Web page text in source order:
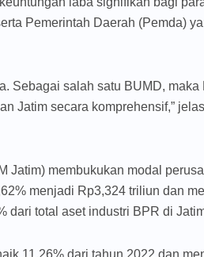
Pemerintah Daerah (Pemda)
Sebagai salah satu BUMD, maka
Jatim secara komprehensif,”
Jatim) membukukan modal
menjadi Rp3,324 triliun dan
dari total aset industri BPR di
11,26% dari tahun 2022 dan